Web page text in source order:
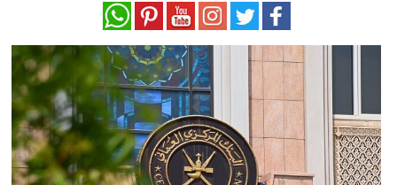
سياحة
وسفر
ديكور
أخبار